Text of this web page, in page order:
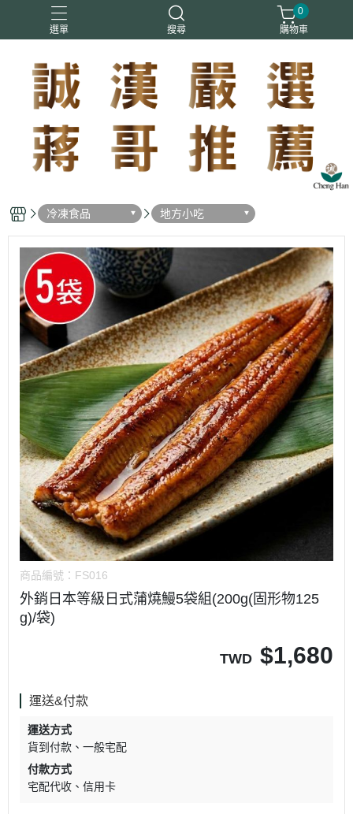
選單 搜尋
情人節 蔣哥
0
購物車
冷凍食品 地方小吃
商品編號： FS016
外銷日本等級日式蒲燒鰻5袋組(200g(固形物125
g)/袋)
TWD $1,680
運送&付款
運送方式
貨到付款
一般宅配
付款方式
宅配代收
信用卡